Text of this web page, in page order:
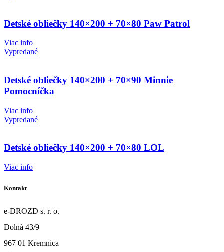
Detské obliečky 140×200 + 70×80 Paw Patrol
Viac info
Vypredané
Detské obliečky 140×200 + 70×90 Minnie
Pomocníčka
Viac info
Vypredané
Detské obliečky 140×200 + 70×80 LOL
Viac info
Kontakt
e-DROZD s. r. o.
Dolná 43/9
967 01 Kremnica